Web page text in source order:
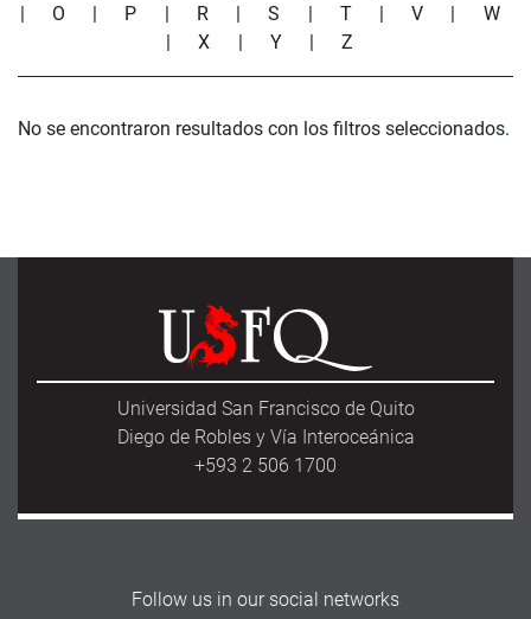
| O | P | R |S | T |V | W
|X | Y |Z
No se encontraron resultados con los filtros seleccionados.
Universidad San Francisco de Quito
Diego de Robles y Vía Interoceánica
+593 2 506 1700
Follow us in our social networks